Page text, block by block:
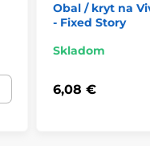
Obal / kryt na
- Fixed Story
Skladom
6,08 €